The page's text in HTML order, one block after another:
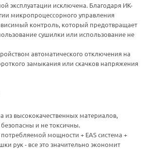
эксплуатации исключена. Благодаря ИК-
микропроцессорного управления
контроль, который предотвращает
сушилки или использование не
автоматического отключения на
замыкания или скачков напряжения
из высококачественных материалов,
и не токсичны.
мощности + EAS система +
рук - все это значительно экономит